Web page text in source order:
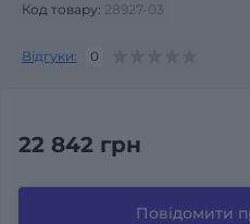
Код товару: 28927-03
Відгуки: 0
22 842 грн
Повідомити